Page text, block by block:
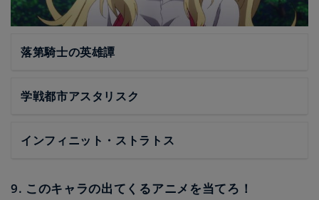
落第騎士の英雄譚
学戦都市アスタリスク
インフィニット・ストラトス
9. このキャラの出てくるアニメを当てろ！